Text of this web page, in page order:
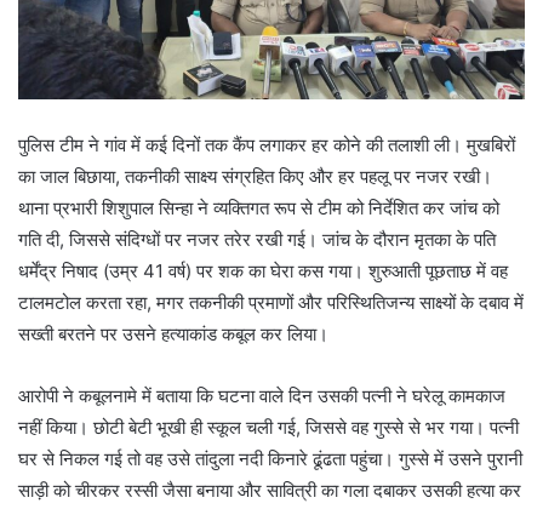
पुलिस टीम ने गांव में कई दिनों तक कैंप लगाकर हर कोने की तलाशी ली। मुखबिरों
का जाल बिछाया, तकनीकी साक्ष्य संग्रहित किए और हर पहलू पर नजर रखी।
थाना प्रभारी शिशुपाल सिन्हा ने व्यक्तिगत रूप से टीम को निर्देशित कर जांच को
गति दी, जिससे संदिग्धों पर नजर तरेर रखी गई। जांच के दौरान मृतका के पति
धर्मेंद्र निषाद (उम्र 41 वर्ष) पर शक का घेरा कस गया। शुरुआती पूछताछ में वह
टालमटोल करता रहा, मगर तकनीकी प्रमाणों और परिस्थितिजन्य साक्ष्यों के दबाव में
सख्ती बरतने पर उसने हत्याकांड कबूल कर लिया।
आरोपी ने कबूलनामे में बताया कि घटना वाले दिन उसकी पत्नी ने घरेलू कामकाज
नहीं किया। छोटी बेटी भूखी ही स्कूल चली गई, जिससे वह गुस्से से भर गया। पत्नी
घर से निकल गई तो वह उसे तांदुला नदी किनारे ढूंढता पहुंचा। गुस्से में उसने पुरानी
साड़ी को चीरकर रस्सी जैसा बनाया और सावित्री का गला दबाकर उसकी हत्या कर